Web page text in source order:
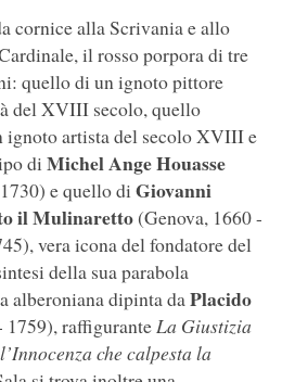
cornice alla Scrivania e allo
il rosso porpora di tre
quello di un ignoto pittore
del XVIII secolo, quello
ignoto artista del secolo XVIII e
di Michel Ange Houasse
e quello di Giovanni
il Mulinaretto(Genova, 1660 -
vera icona del fondatore del
della sua parabola
alberoniana dipinta daPlacido
raffiguranteLa Giustizia
che calpesta la